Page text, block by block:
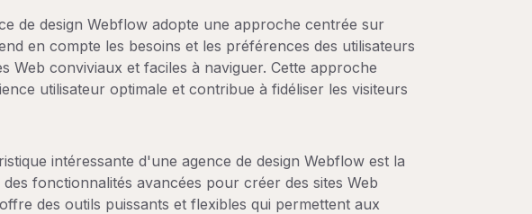
de design Webflow adopte une approche centrée sur
en compte les besoins et les préférences des utilisateurs
Web conviviaux et faciles à naviguer. Cette approche
utilisateur optimale et contribue à fidéliser les visiteurs
intéressante d'une agence de design Webflow est la
fonctionnalités avancées pour créer des sites Web
des outils puissants et flexibles qui permettent aux